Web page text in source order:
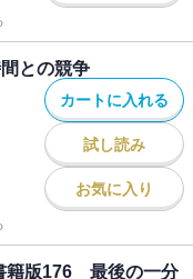
との競争
カートに入れる
試し読み
お気に入り
籍版176 最後の一分